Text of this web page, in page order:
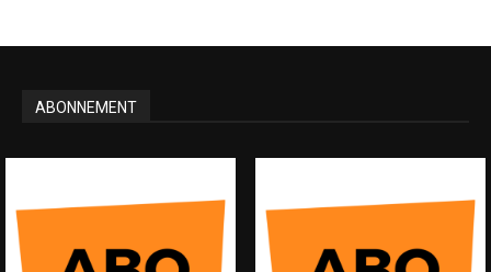
ABONNEMENT